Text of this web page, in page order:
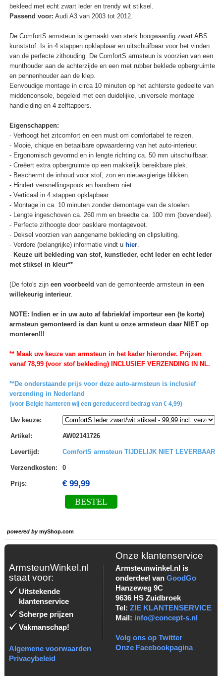
bekleed met echt zwart leder en trendy wit stiksel.
Passend voor: Audi A3 van 2003 tot 2012.
De ComfortS armsteun is gemaakt van sterk hoogwaardig zwart ABS
kunststof. Is in 4 stappen opklapbaar en uitschuifbaar voor het vinden
van de perfecte zithouding. De ComfortS armsteun is voorzien van een
munthouder aan de achterzijde en een met rubber beklede opbergruimte
en pennenhouder aan de klep.
Eenvoudige montage in circa 10 minuten op het achterste gedeelte van
middenconsole, begeleid met een duidelijke, universele montage
handleiding en 4 zelftappers.
Eigenschappen:
- Verhoogt het zitcomfort en een must om comfortabel te reizen.
- Mooie, chique en betaalbare opwaardering van het auto-interieur.
- Ergonomisch gevormd en in lengte richting ca. 50 mm uitschuifbaar.
- Creëert extra opbergruimte op een makkelijk bereikbare plek.
- Beschermt de inhoud voor stof, zon en nieuwsgierige blikken.
- Hindert versnellingspook en handrem niet.
- Verticaal in 4 stappen opklapbaar.
- Montage in ca. 10 minuten zonder demontage van de stoelen.
- Lengte ingeschoven ca. 260 mm en breedte ca. 100 mm (bovendeel).
- Perfecte zithoogte door pasklare montagevoet.
- Deksel voorzien van aangename bekleding en clipsluiting.
- Verdere (belangrijke) informatie vindt u hier.
- Keuze uit bekleding van stof, kunstleder, echt leder en echt leder
met stiksel in kleur**
(De foto's zijn een voorbeeld van de gemonteerde armsteun in een
willekeurig interieur.
NOTE: Indien er in uw auto af fabriek/af importeur een (te korte)
armsteun gemonteerd is dan kunt u onze armsteun daar NIET op
monteren!!!
** Maak uw keuze van armsteun in het kader hieronder. Prijzen
vanaf 78,99 (voor stof bekleding) INCLUSIEF VERZENDING IN NL.
**De onderstaande prijs voor deze auto-armsteun is inclusief
verzending in Nederland
(voor Belgie hanteren wij een gereduceerd bedrag van € 4,99)
Uw keuze:
Artikel : AW02141726
Levertijd : ComfortS armsteun TIJDELIJK NIET LEVERBAAR
Verzendkosten: 0
Prijs: € 99,99
BESTEL
powered bymyShop.com
ArmsteunWinkel.nl
staat voor:
Uitstekende
klantenservice
Scherpe prijzen
Vakmanschap!
Algemene voorwaarden
Privacybeleid
Onze klantenservice
Armsteunwinkel.nl is
onderdeel van GoodGo
Hanzeweg 9C
9636 HS Zuidbroek
Tel: ZIE KLANTENSERVICE
Mail: info@concept-s.nl
Volg ons op Twitter
Onze Facebookpagina